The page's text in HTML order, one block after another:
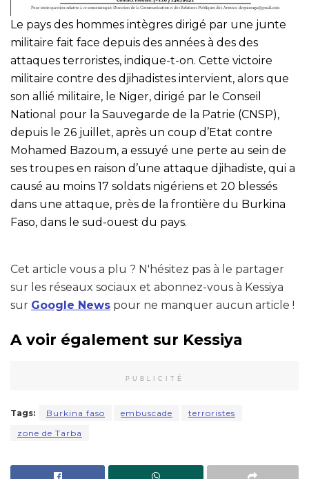
Le pays des hommes intègres dirigé par une junte
militaire fait face depuis des années à des des
attaques terroristes, indique-t-on. Cette victoire
militaire contre des djihadistes intervient, alors que
son allié militaire, le Niger, dirigé par le Conseil
National pour la Sauvegarde de la Patrie (CNSP),
depuis le 26 juillet, après un coup d’Etat contre
Mohamed Bazoum, a essuyé une perte au sein de
ses troupes en raison d’une attaque djihadiste, qui a
causé au moins 17 soldats nigériens et 20 blessés
dans une attaque, près de la frontière du Burkina
Faso, dans le sud-ouest du pays.
Cet article vous a plu ? N'hésitez pas à le partager
sur les réseaux sociaux et abonnez-vous à Kessiya
sur Google News pour ne manquer aucun article !
A voir également sur Kessiya
PUBLICITÉ
Tags: Burkina faso embuscade
terroristes
zone de Tarba